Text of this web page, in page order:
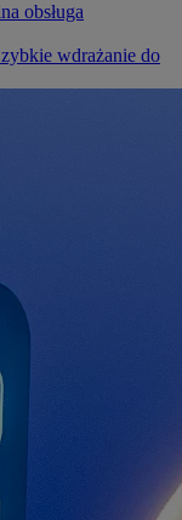
obsługa
wdrażanie do